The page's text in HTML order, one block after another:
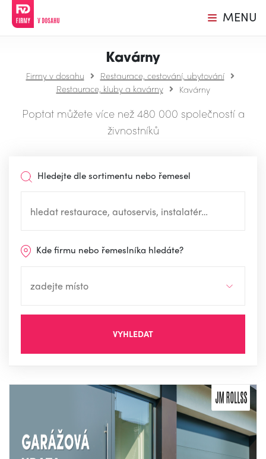
MENU
Kavárny
Firmy v dosahu
Restaurace, cestování, ubytování
Restaurace, kluby a kavárny
Kavárny
Poptat můžete více než 480 000 společností a
živnostníků
Hledejte dle sortimentu nebo řemesel
Kde firmu nebo řemeslníka hledáte?
VYHLEDAT